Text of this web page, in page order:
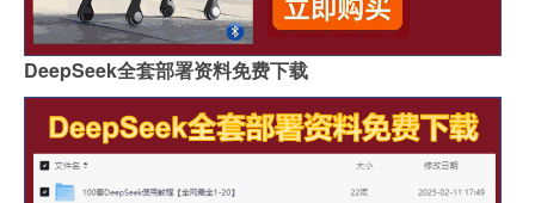
DeepSeek全套部署资料免费下载